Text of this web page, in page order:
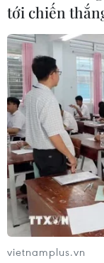
Mỹ-Trung
thương mại
27/12/2018 02:33
Giới chức hai
Quốc đang xúc
bước có thể hóa
thương mại.
tới chiến
vietnamplus.vn